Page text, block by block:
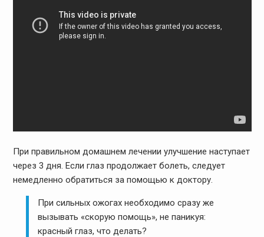
При правильном домашнем лечении улучшение наступает
через 3 дня. Если глаз продолжает болеть, следует
немедленно обратиться за помощью к доктору.
При сильных ожогах необходимо сразу же
вызывать «скорую помощь», не паникуя:
красный глаз, что делать?